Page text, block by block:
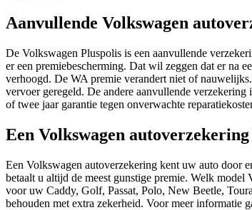
Aanvullende Volkswagen
De Volkswagen Pluspolis is een aanvullende
er een premiebescherming. Dat wil zeggen dat er na
verhoogd. De WA premie verandert niet of
vervoer geregeld. De andere aanvullende
of twee jaar garantie tegen onverwachte
Een Volkswagen
Een Volkswagen autoverzekering kent uw auto door
betaalt u altijd de meest gunstige premie. Welk
voor uw Caddy, Golf, Passat, Polo, New Beetle,
behouden met extra zekerheid. Voor meer informatie